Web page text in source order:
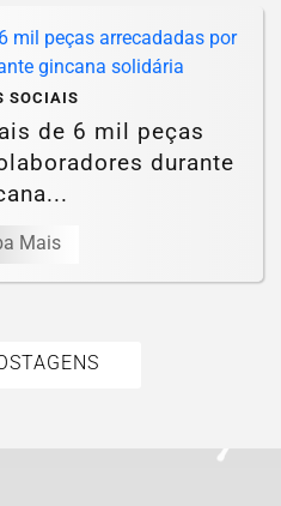
SOCIAIS
de 6 mil peças
durante
Mais